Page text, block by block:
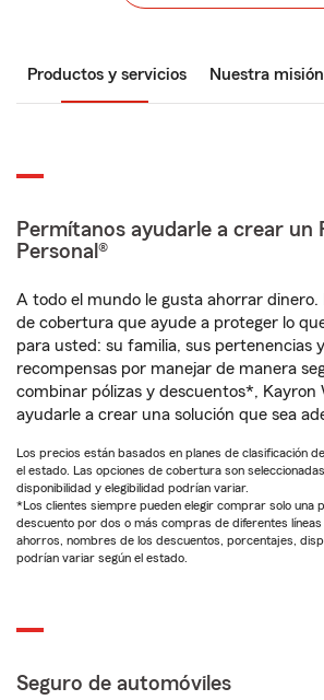
Productos y servicios Nuestra misión
Permítanos ayudarle a crear un
Personal®
A todo el mundo le gusta ahorrar dinero.
de cobertura que ayude a proteger lo
para usted: su familia, sus pertenencias
recompensas por manejar de manera
combinar pólizas y descuentos*, Kayron
ayudarle a crear una solución que sea
Los precios están basados en planes de clasificación
el estado. Las opciones de cobertura son
disponibilidad y elegibilidad podrían variar.
*Los clientes siempre pueden elegir comprar solo una
descuento por dos o más compras de diferentes
ahorros, nombres de los descuentos, porcentajes,
podrían variar según el estado.
Seguro de automóviles